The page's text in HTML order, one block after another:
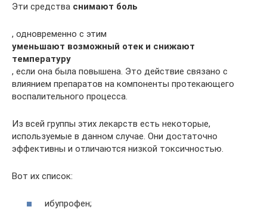
Эти средства снимают боль
, одновременно с этим
уменьшают возможный отек и снижают
температуру
, если она была повышена. Это действие связано с
влиянием препаратов на компоненты протекающего
воспалительного процесса.
Из всей группы этих лекарств есть некоторые,
используемые в данном случае. Они достаточно
эффективны и отличаются низкой токсичностью.
Вот их список:
ибупрофен;